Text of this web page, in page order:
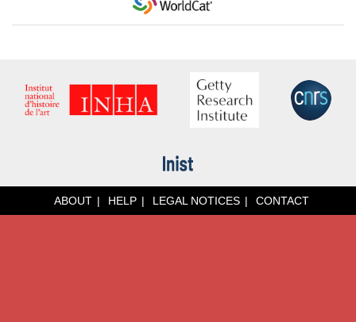
ABOUT HELP LEGAL NOTICES CONTACT